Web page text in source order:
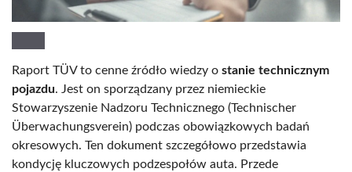
Raport TÜV to cenne źródło wiedzy o stanie technicznym
pojazdu. Jest on sporządzany przez niemieckie
Stowarzyszenie Nadzoru Technicznego (Technischer
Überwachungsverein) podczas obowiązkowych badań
okresowych. Ten dokument szczegółowo przedstawia
kondycję kluczowych podzespołów auta. Przede